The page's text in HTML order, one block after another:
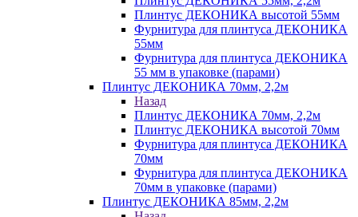
Плинтус ДЕКОНИКА высотой 55мм
Фурнитура для плинтуса ДЕКОНИКА
55мм
Фурнитура для плинтуса ДЕКОНИКА
55 мм в упаковке (парами)
Плинтус ДЕКОНИКА 70мм, 2,2м
Назад
Плинтус ДЕКОНИКА 70мм, 2,2м
Плинтус ДЕКОНИКА высотой 70мм
Фурнитура для плинтуса ДЕКОНИКА
70мм
Фурнитура для плинтуса ДЕКОНИКА
70мм в упаковке (парами)
Плинтус ДЕКОНИКА 85мм, 2,2м